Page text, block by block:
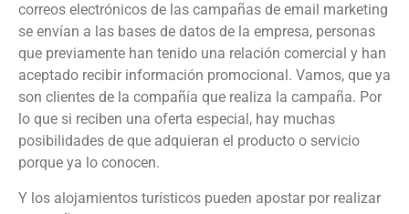
correos electrónicos de las campañas de email marketing
se envían a las bases de datos de la empresa, personas
que previamente han tenido una relación comercial y han
aceptado recibir información promocional. Vamos, que ya
son clientes de la compañía que realiza la campaña. Por
lo que si reciben una oferta especial, hay muchas
posibilidades de que adquieran el producto o servicio
porque ya lo conocen.
Y los alojamientos turísticos pueden apostar por realizar